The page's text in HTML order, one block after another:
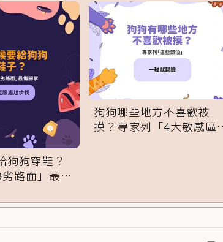
狗狗穿鞋？
路面」最傷
狗狗哪些地方不喜歡被
摸？專家列「4大敏感區